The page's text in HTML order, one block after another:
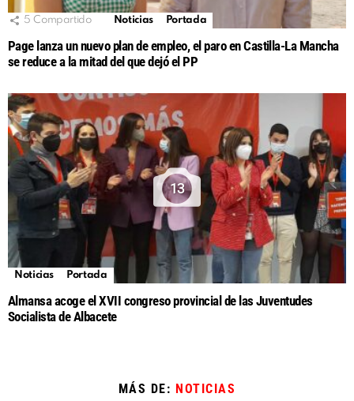
5 Compartido Noticias Portada
Page lanza un nuevo plan de empleo, el paro en Castilla-La Mancha
se reduce a la mitad del que dejó el PP
13
Noticias Portada
Almansa acoge el XVII congreso provincial de las Juventudes
Socialista de Albacete
MÁS DE: NOTICIAS